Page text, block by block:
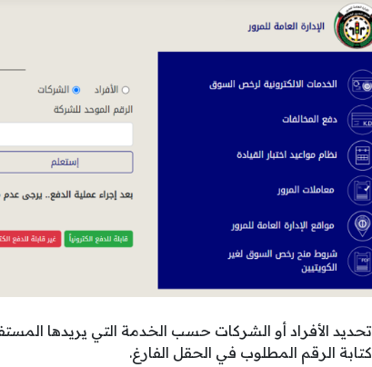
تحديد الأفراد أو الشركات حسب الخدمة التي يريدها
كتابة الرقم المطلوب في الحقل الفارغ.